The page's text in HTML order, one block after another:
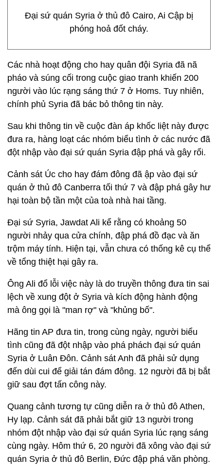
Đại sứ quán Syria ở thủ đô Cairo, Ai Cập bị
phóng hoả đốt cháy.
Các nhà hoạt động cho hay quân đội Syria đã nã
pháo và súng cối trong cuộc giao tranh khiến 200
người vào lúc rạng sáng thứ 7 ở Homs. Tuy nhiên,
chính phủ Syria đã bác bỏ thông tin này.
Sau khi thông tin về cuộc đàn áp khốc liệt này được
đưa ra, hàng loạt các nhóm biểu tình ở các nước đã
đột nhập vào đại sứ quán Syria đập phá và gây rối.
Cảnh sát Úc cho hay đám đông đã ập vào đại sứ
quán ở thủ đô Canberra tối thứ 7 và đập phá gây hư
hại toàn bộ tần một của toà nhà hai tầng.
Đại sứ Syria, Jawdat Ali kể rằng có khoảng 50
người nhảy qua cửa chính, đập phá đồ đạc và ăn
trộm máy tính. Hiện tại, vẫn chưa có thống kê cụ thể
về tổng thiệt hại gây ra.
Ông Ali đổ lỗi việc này là do truyền thông đưa tin sai
lệch về xung đột ở Syria và kích động hành động
mà ông gọi là "man rợ" và "khủng bố".
Hãng tin AP đưa tin, trong cùng ngày, người biểu
tình cũng đã đột nhập vào phá phách đại sứ quán
Syria ở Luân Đôn. Cảnh sát Anh đã phải sử dụng
đến dùi cui để giải tán đám đông. 12 người đã bị bắt
giữ sau đợt tấn công này.
Quang cảnh tương tự cũng diễn ra ở thủ đô Athen,
Hy lạp. Cảnh sát đã phải bắt giữ 13 người trong
nhóm đột nhập vào đại sứ quán Syria lúc rạng sáng
cùng ngày. Hôm thứ 6, 20 người đã xông vào đại sứ
quán Syria ở thủ đô Berlin, Đức đập phá văn phòng.